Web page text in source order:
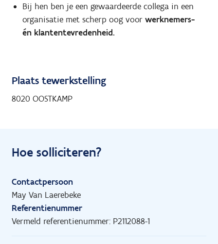
Bij hen ben je een gewaardeerde collega in een
organisatie met scherp oog voor werknemers-
én klantentevredenheid.
Plaats tewerkstelling
8020 OOSTKAMP
Hoe solliciteren?
Contactpersoon
May Van Laerebeke
Referentienummer
Vermeld referentienummer: P2112088-1